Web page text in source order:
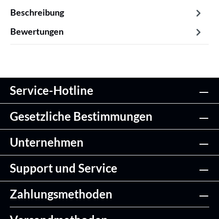
Beschreibung
Bewertungen
Service-Hotline
Gesetzliche Bestimmungen
Unternehmen
Support und Service
Zahlungsmethoden